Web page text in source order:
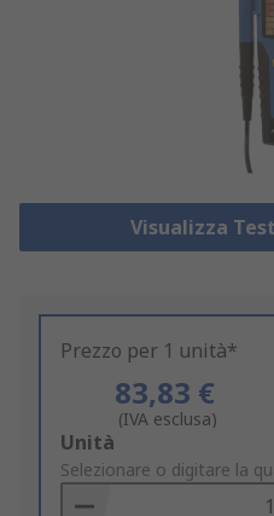
Visualizza
Prezzo per 1 unità*
83,83 €
(IVA esclusa)
Add
to
Basket
Unità
Selezionare o digitare la